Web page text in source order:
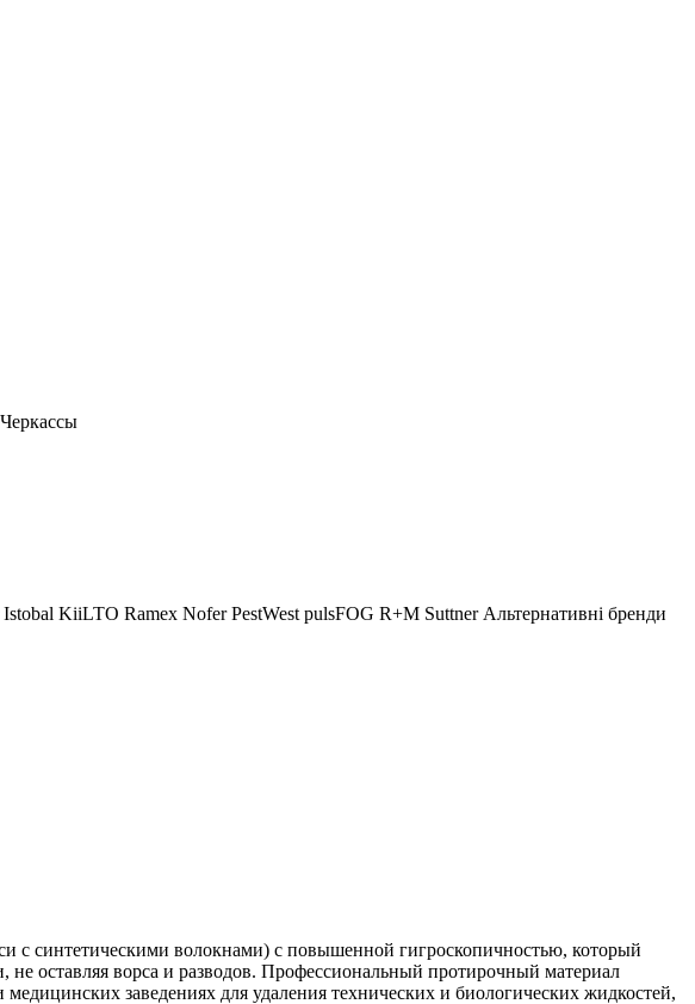
Черкассы
Istobal KiiLTO Ramex Nofer PestWest pulsFOG R+M Suttner Альтернативні бренди
с синтетическими волокнами) с повышенной гигроскопичностью, который
оставляя ворса и разводов. Профессиональный протирочный материал
заведениях для удаления технических и биологических жидкостей,